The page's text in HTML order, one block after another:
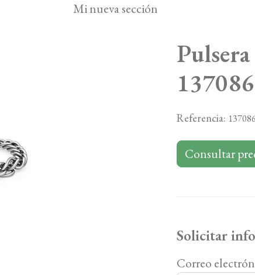
Mi nueva sección
137086
Referencia: 137086
Consultar
Solicitar
Correo